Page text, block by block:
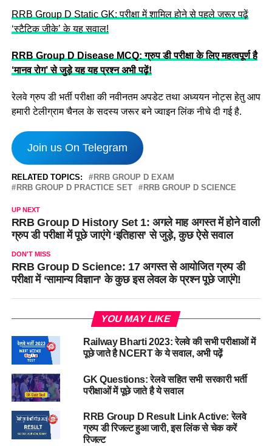
RRB Group D Static GK: परीक्षा में शामिल होने से पहले जरूर पढ़ें
‘स्टैटिक जीके’ के यह सवाल!
RRB Group D Disease MCQ: ग्रुप डी परीक्षा के लिए महत्वपूर्ण है
‘मानव रोग’ से जुड़े यह यह प्रश्न अभी पढ़ें!
रेलवे ग्रुप डी भर्ती परीक्षा की नवीनतम अपडेट तथा अध्ययन नोट्स हेतु आप
हमारी टेलीग्राम चैनल के सदस्य जरूर बने ज्वाइन लिंक नीचे दी गई है.
Join us On Telegram
RELATED TOPICS:
RRB GROUP D EXAM
RRB GROUP D PRACTICE SET
RRB GROUP D SCIENCE
UP NEXT
RRB Group D History Set 1: अगले माह अगस्त में होने वाली
ग्रुप डी परीक्षा में पूछे जाएंगे ‘इतिहास’ से जुड़े, कुछ ऐसे सवाल
DON'T MISS
RRB Group D Science: 17 अगस्त से आयोजित ग्रुप डी
परीक्षा में ‘सामान्य विज्ञान’ के कुछ इस लेवल के प्रश्न पूछे जाएंगे!
YOU MAY LIKE
Railway Bharti 2023: रेलवे की सभी परीक्षाओं में
पूछे जाते है NCERT के ये सवाल, अभी पढ़ें
GK Questions: रेलवे सहित सभी सरकारी भर्ती
परीक्षाओं में पूछे जाते है ये सवाल
RRB Group D Result Link Active: रेलवे
ग्रुप डी रिजल्ट हुआ जारी, इस लिंक से चेक करें
रिजल्ट